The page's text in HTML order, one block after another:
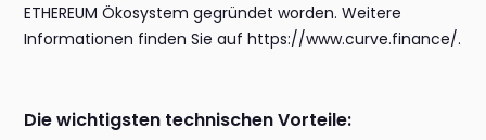
ETHEREUM Ökosystem gegründet worden. Weitere
Informationen finden Sie auf https://www.curve.finance/.
Die wichtigsten technischen Vorteile: